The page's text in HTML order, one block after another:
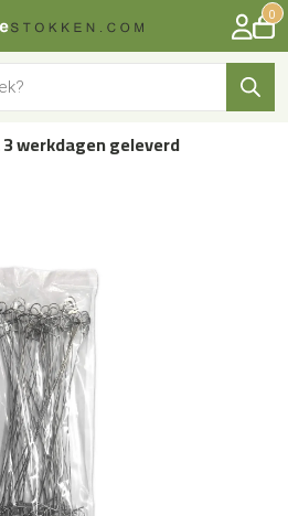
0
3 werkdagen geleverd